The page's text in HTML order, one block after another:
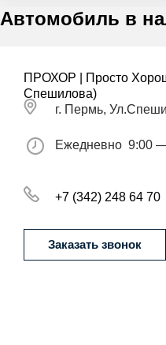
Автомобиль в
ПРОХОР | Просто
Спешилова)
г. Пермь,
Ежедневно 9:00
+7 (342) 248 64 70
Заказать звонок